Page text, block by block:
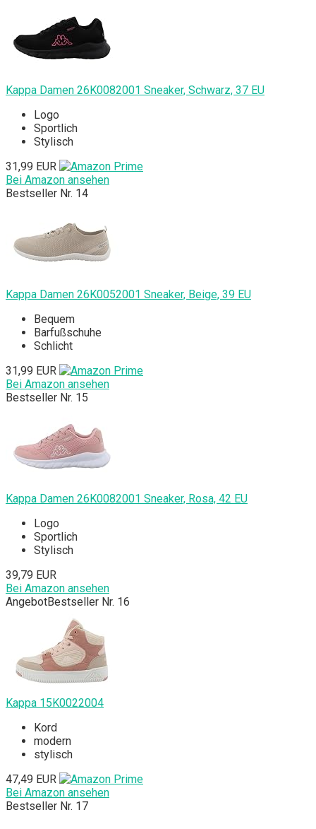
Kappa Damen 26K0082001 Sneaker, Schwarz, 37 EU
Logo
Sportlich
Stylisch
31,99 EUR
Bei Amazon ansehen
Bestseller Nr. 14
Kappa Damen 26K0052001 Sneaker, Beige, 39 EU
Bequem
Barfußschuhe
Schlicht
31,99 EUR
Bei Amazon ansehen
Bestseller Nr. 15
Kappa Damen 26K0082001 Sneaker, Rosa, 42 EU
Logo
Sportlich
Stylisch
39,79 EUR
Bei Amazon ansehen
AngebotBestseller Nr. 16
Kappa 15K0022004
Kord
modern
stylisch
47,49 EUR
Bei Amazon ansehen
Bestseller Nr. 17